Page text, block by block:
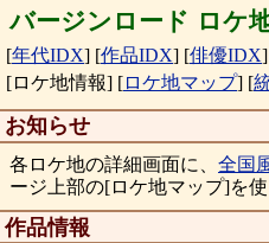
バージンロード ロケ
[年代IDX] [作品IDX] [俳優IDX]
[ロケ地情報] [ロケ地マップ] [
お知らせ
各ロケ地の詳細画面に、 全国
ージ上部の[ロケ地マップ]を使
作品情報